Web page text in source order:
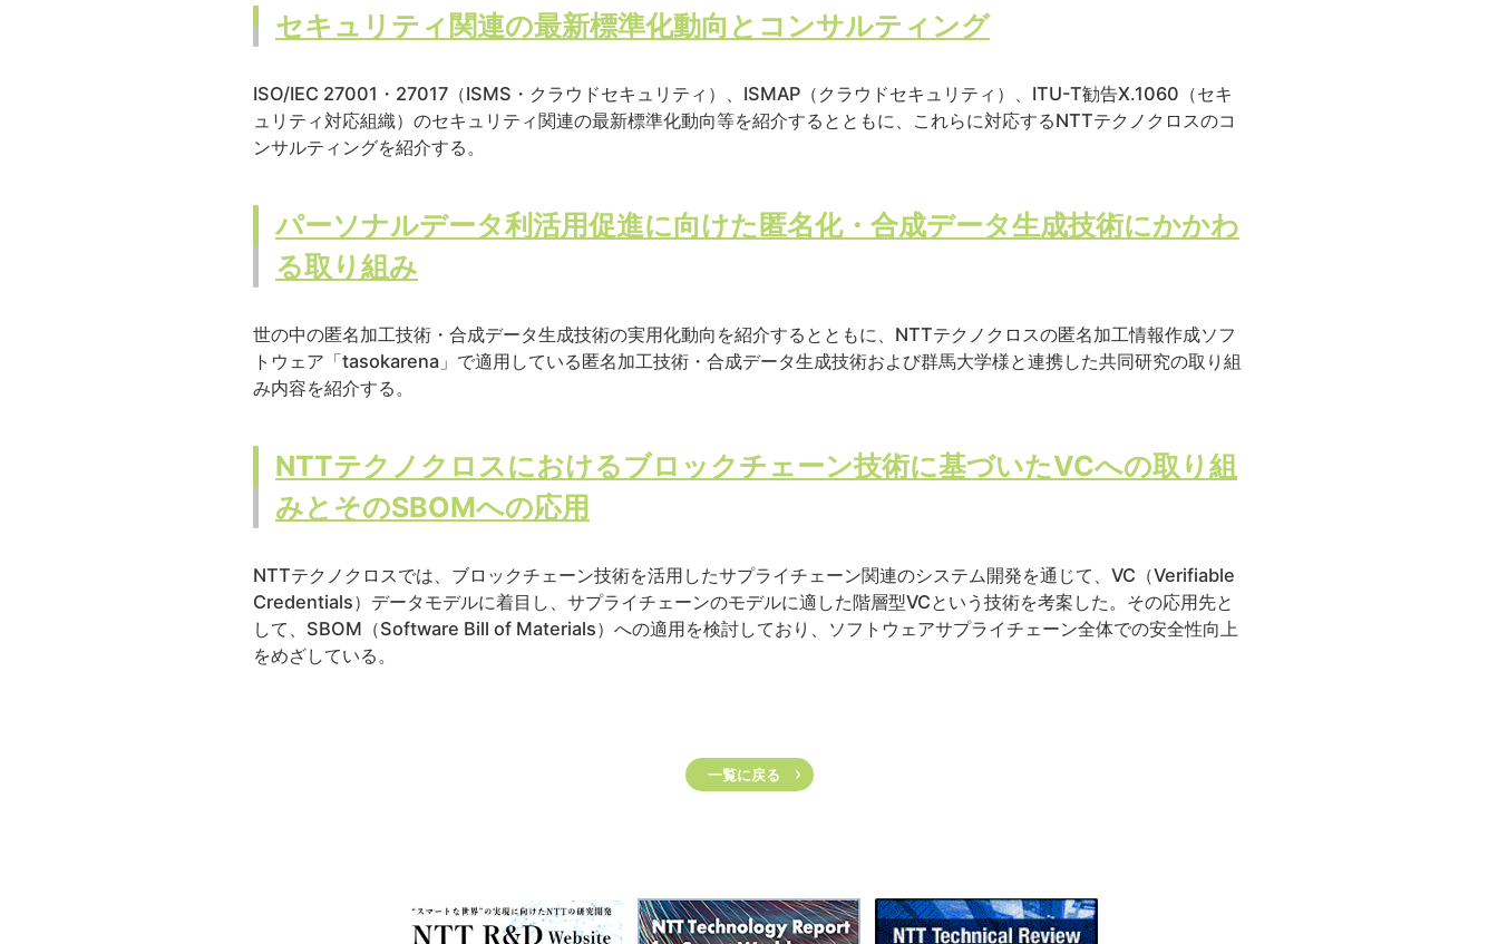
セキュリティ関連の最新標準化動向とコンサルティング
ISO/IEC 27001・27017（ISMS・クラウドセキュリティ）、ISMAP（クラウドセキュリティ）、ITU-T勧告X.1060（セキ
ュリティ対応組織）のセキュリティ関連の最新標準化動向等を紹介するとともに、これらに対応するNTTテクノクロスのコ
ンサルティングを紹介する。
パーソナルデータ利活用促進に向けた匿名化・合成データ生成技術にかかわ
る取り組み
世の中の匿名加工技術・合成データ生成技術の実用化動向を紹介するとともに、NTTテクノクロスの匿名加工情報作成ソフ
トウェア「tasokarena」で適用している匿名加工技術・合成データ生成技術および群馬大学様と連携した共同研究の取り組
み内容を紹介する。
NTTテクノクロスにおけるブロックチェーン技術に基づいたVCへの取り組
みとそのSBOMへの応用
NTTテクノクロスでは、ブロックチェーン技術を活用したサプライチェーン関連のシステム開発を通じて、VC（Verifiable
Credentials）データモデルに着目し、サプライチェーンのモデルに適した階層型VCという技術を考案した。その応用先と
して、SBOM（Software Bill of Materials）への適用を検討しており、ソフトウェアサプライチェーン全体での安全性向上
をめざしている。
一覧に戻る